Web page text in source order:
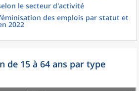
le secteur d'activité
féminisation des emplois par statut et
2022
de 15 à 64 ans par type